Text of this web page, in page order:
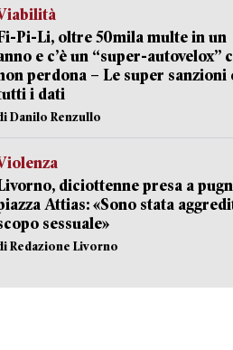
Pi-Li, oltre 50mila multe in un
e c’è un “super-autovelox”
perdona – Le super sanzioni
i dati
Danilo Renzullo
diciottenne presa a
Attias: «Sono stata
sessuale»
Redazione Livorno